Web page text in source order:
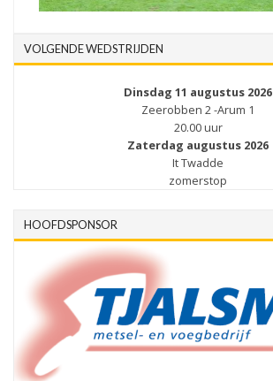
VOLGENDE WEDSTRIJDEN
Dinsdag 11 augustus 2026
Zeerobben 2 -Arum 1
20.00 uur
Zaterdag augustus 2026
It Twadde
zomerstop
HOOFDSPONSOR